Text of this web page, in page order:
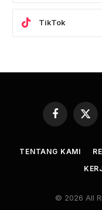
TikTok
Facebook
X
TENTANG KAMI
© 2026 All